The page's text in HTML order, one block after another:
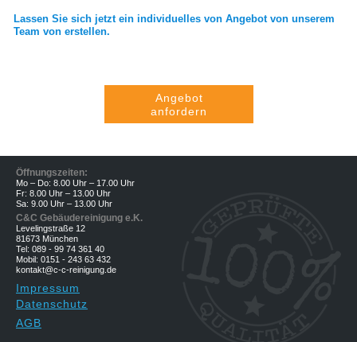
Lassen Sie sich jetzt ein individuelles von Angebot von unserem
Team von erstellen.
Angebot
anfordern
Öffnungszeiten:
Mo – Do: 8.00 Uhr – 17.00 Uhr
Fr: 8.00 Uhr – 13.00 Uhr
Sa: 9.00 Uhr – 13.00 Uhr
C&C Gebäudereinigung e.K.
Levelingstraße 12
81673 München
Tel: 089 - 99 74 361 40
Mobil: 0151 - 243 63 432
kontakt@c-c-reinigung.de
Impressum
Datenschutz
AGB